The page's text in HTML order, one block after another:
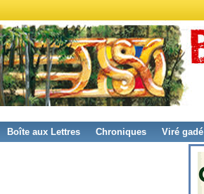
Boîte aux Lettres Chroniques Viré gadé